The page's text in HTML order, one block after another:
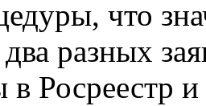
что
разных
в Росреестр